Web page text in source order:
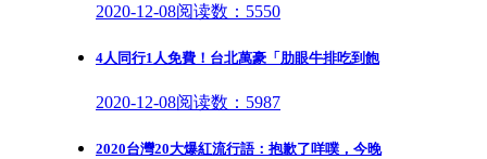
2020-12-08阅读数：5550
4人同行1人免費！台北萬豪「肋眼牛排吃到飽
2020-12-08阅读数：5987
2020台灣20大爆紅流行語：抱歉了咩噗，今晚